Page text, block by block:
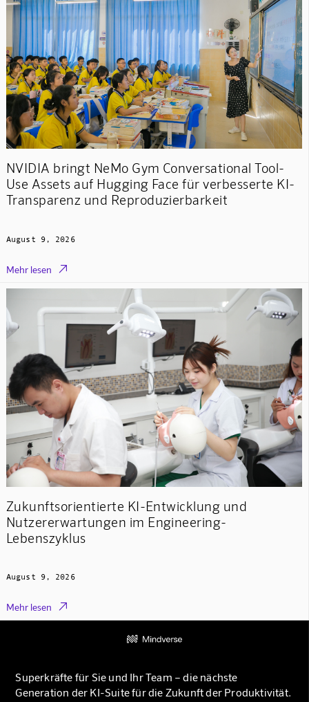
NVIDIA bringt NeMo Gym Conversational Tool-
Use Assets auf Hugging Face für verbesserte KI-
Transparenz und Reproduzierbarkeit
August 9, 2026
Mehr lesen 
Zukunftsorientierte KI-Entwicklung und
Nutzererwartungen im Engineering-
Lebenszyklus
August 9, 2026
Mehr lesen 
Superkräfte für Sie und Ihr Team – die nächste
Generation der KI-Suite für die Zukunft der Produktivität.